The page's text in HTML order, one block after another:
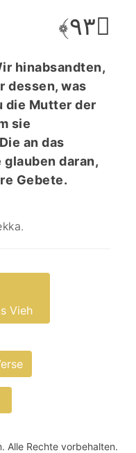
﴿۹۳﴾
hinabsandten,
dessen, was
die Mutter der
sie
an das
glauben daran,
Gebete.
Vieh
Alle Rechte vorbehalten.